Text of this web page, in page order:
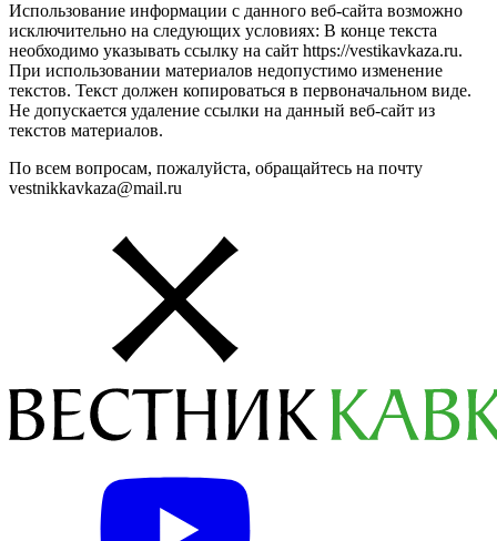
Использование информации с данного веб-сайта возможно
исключительно на следующих условиях: В конце текста
необходимо указывать ссылку на сайт https://vestikavkaza.ru.
При использовании материалов недопустимо изменение
текстов. Текст должен копироваться в первоначальном виде.
Не допускается удаление ссылки на данный веб-сайт из
текстов материалов.
По всем вопросам, пожалуйста, обращайтесь на почту
vestnikkavkaza@mail.ru